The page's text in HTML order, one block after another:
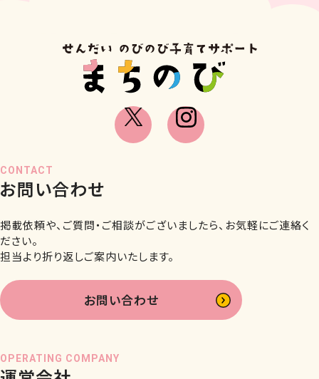
OPERATING COMPANY
CONTACT
お問い合わせ
掲載依頼や、ご質問・ご相談がございましたら、お気軽にご連絡く
ださい。
担当より折り返しご案内いたします。
お問い合わせ